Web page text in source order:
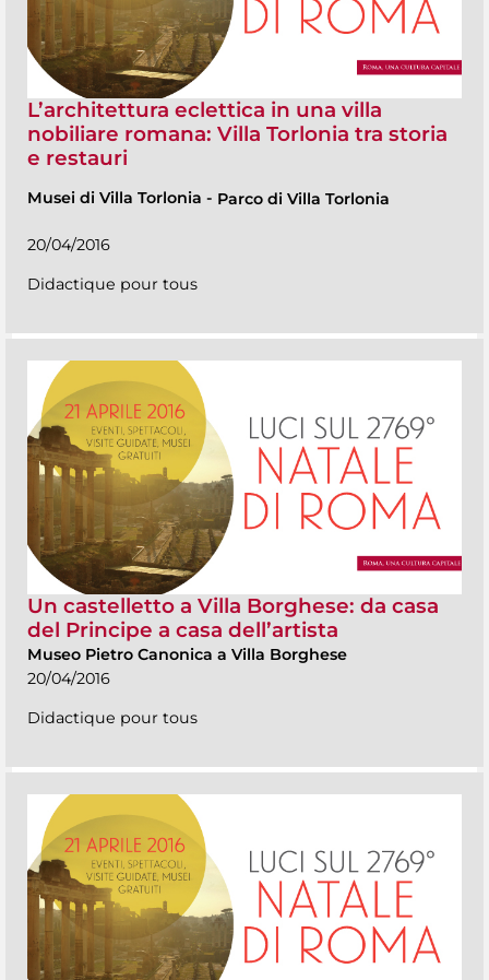
L’architettura eclettica in una villa
nobiliare romana: Villa Torlonia tra storia
e restauri
Musei di Villa Torlonia - Parco di Villa Torlonia
20/04/2016
Didactique pour tous
Un castelletto a Villa Borghese: da casa
del Principe a casa dell’artista
Museo Pietro Canonica a Villa Borghese
20/04/2016
Didactique pour tous